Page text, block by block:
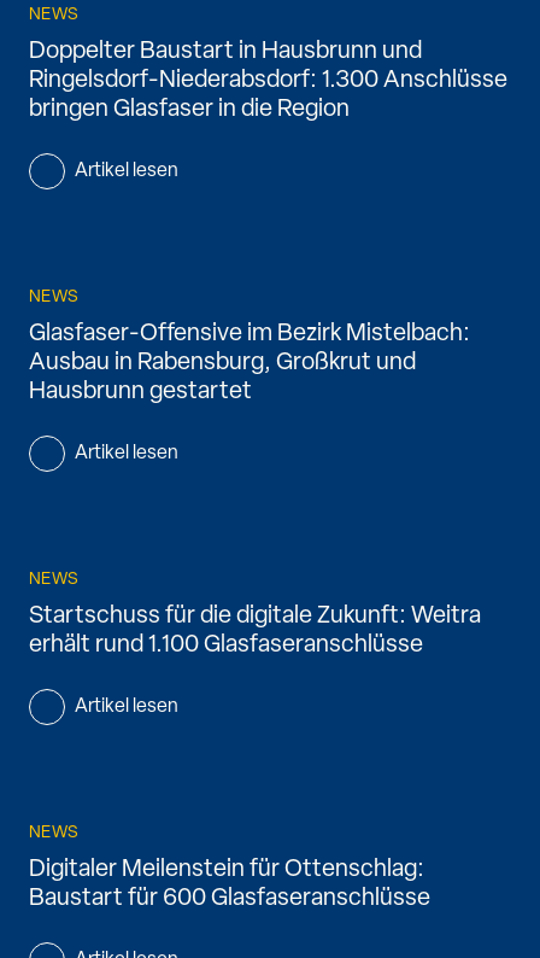
NEWS
Doppelter Baustart in Hausbrunn und
Ringelsdorf-Niederabsdorf: 1.300 Anschlüsse
bringen Glasfaser in die Region
Artikel lesen
NEWS
Glasfaser-Offensive im Bezirk Mistelbach:
Ausbau in Rabensburg, Großkrut und
Hausbrunn gestartet
Artikel lesen
NEWS
Startschuss für die digitale Zukunft: Weitra
erhält rund 1.100 Glasfaseranschlüsse
Artikel lesen
NEWS
Digitaler Meilenstein für Ottenschlag:
Baustart für 600 Glasfaseranschlüsse